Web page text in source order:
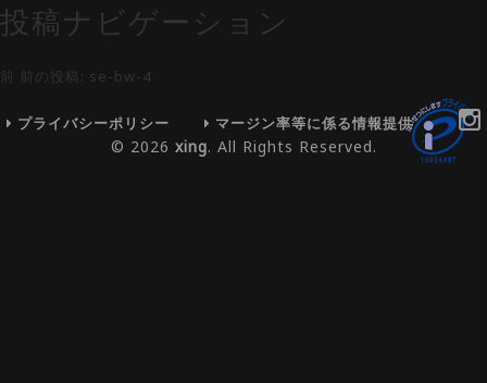
投稿ナビゲーション
前 前の投稿: se-bw-4
プライバシーポリシー マージン率等に係る情報提供
© 2026 xing. All Rights Reserved.